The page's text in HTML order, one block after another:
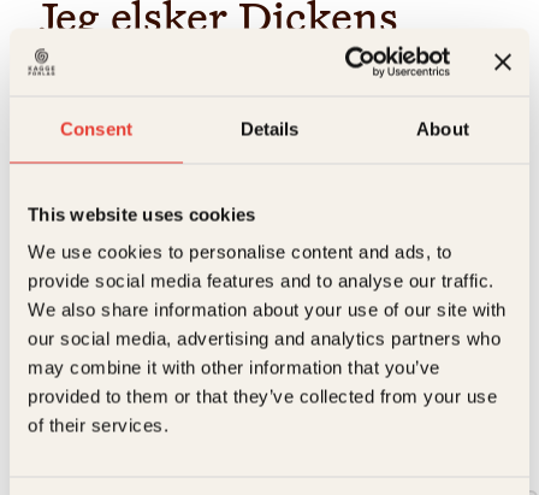
Consent Details About
This website uses cookies
We use cookies to personalise content and ads, to
provide social media features and to analyse our traffic.
We also share information about your use of our site with
our social media, advertising and analytics partners who
may combine it with other information that you’ve
provided to them or that they’ve collected from your use
of their services.
Jeg elsker Dickens
Den danske eventyrforfatteren H.C. Andersen besøkte sitt
enn planlagt. Etter dette traff de to forfatterne hverandre
aldri igjen. Hva skjedde egentlig denne sommeren?
hvordan han kjemper seg ut av fattigdom og vold og på
veien omskaper vonde opplevelser til ikoniske eventyr. Det
er en fortelling om berømmelse og ensomhet, og om å være
den evige gjest, ført i pennen av en hemmelighetsfull
arkivar. Men mest av alt handler romanen om å være
hjelpeløst forelsket og villig til å gjøre alt for å oppnå den
store og usannsynlige kjærligheten.
→ Les hele beskrivelsen